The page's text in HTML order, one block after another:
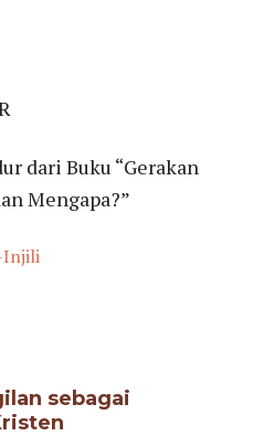
dari Buku “Gerakan
Mengapa?”
Injili
sebagai